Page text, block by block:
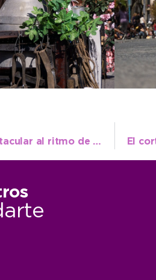
Brillante show de La Mosca y un broche espectacular al ritmo de “Muchachos”